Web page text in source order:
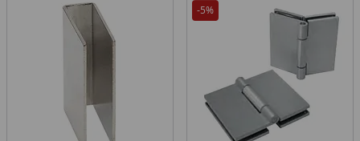
-5%